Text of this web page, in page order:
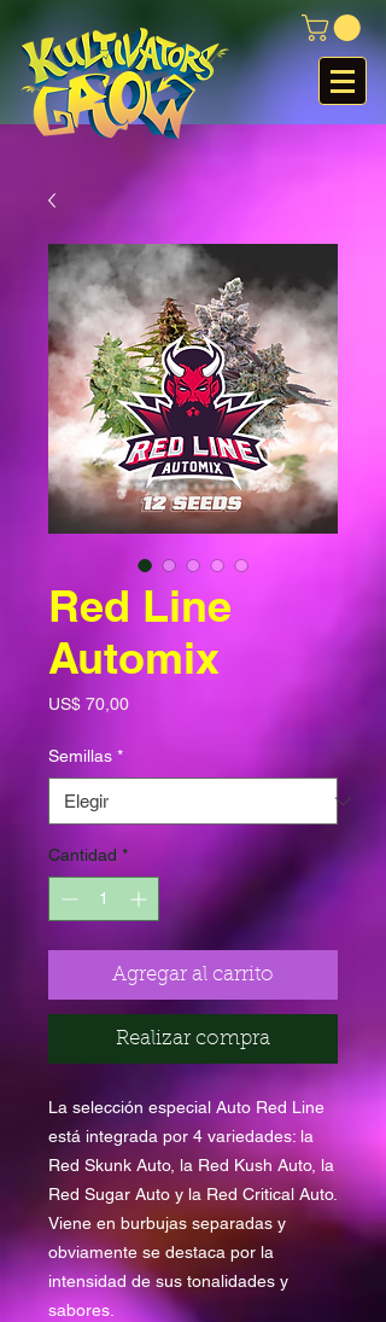
Red Line
Automix
US$ 70,00Precio
Semillas *
Cantidad *
Agregar al carrito
Realizar compra
La selección especial Auto Red Line
está integrada por 4 variedades: la
Red Skunk Auto, la Red Kush Auto, la
Red Sugar Auto y la Red Critical Auto.
Viene en burbujas separadas y
obviamente se destaca por la
intensidad de sus tonalidades y
sabores.